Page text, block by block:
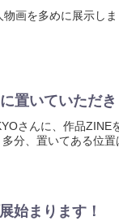
画を多めに展示し
置いていただき
さんに、作品
分、置いてある位置
始まります！